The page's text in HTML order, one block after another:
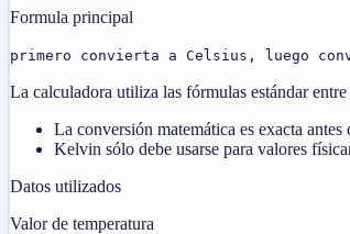
Formula principal
primero convierta a Celsius, luego
La calculadora utiliza las fórmulas estándar
La conversión matemática es exacta
Kelvin sólo debe usarse para valores
Datos utilizados
Valor de temperatura